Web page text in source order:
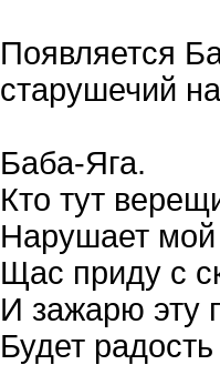
Появляется
старушечий
Баба-Яга.
Кто тут
Нарушает мой
Щас приду с
И зажарю эту
Будет